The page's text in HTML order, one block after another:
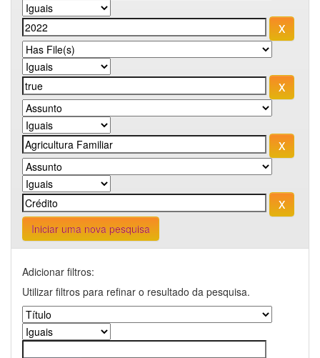
Iniciar uma nova pesquisa
Adicionar filtros:
Utilizar filtros para refinar o resultado da pesquisa.